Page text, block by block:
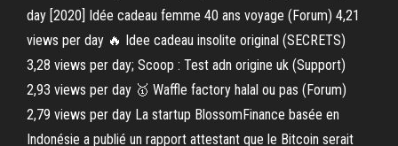
day [2020] Idée cadeau femme 40 ans voyage (Forum) 4,21
views per day 🔥 Idee cadeau insolite original (SECRETS)
3,28 views per day; Scoop : Test adn origine uk (Support)
2,93 views per day 🥇 Waffle factory halal ou pas (Forum)
2,79 views per day La startup BlossomFinance basée en
Indonésie a publié un rapport attestant que le Bitcoin serait